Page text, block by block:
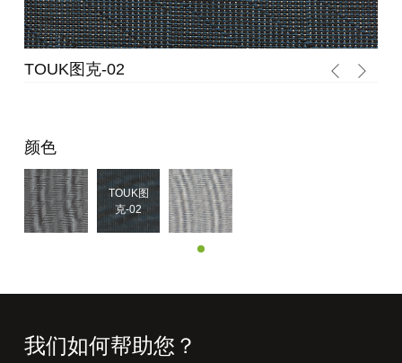
颜色
TOUK图
克-02
TOUK图
我们如何帮助您？